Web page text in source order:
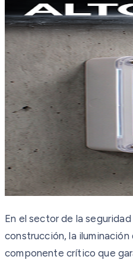
En el sector de la
construcción, la iluminación
componente crítico que